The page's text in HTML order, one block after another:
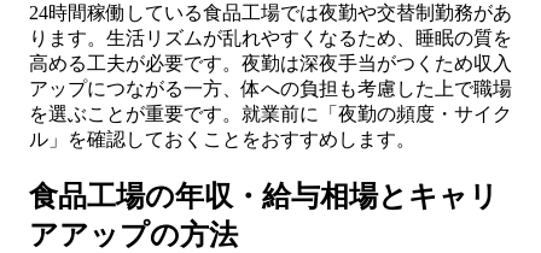
24時間稼働している食品工場では夜勤や交替制勤務があ
ります。生活リズムが乱れやすくなるため、睡眠の質を
高める工夫が必要です。夜勤は深夜手当がつくため収入
アップにつながる一方、体への負担も考慮した上で職場
を選ぶことが重要です。就業前に「夜勤の頻度・サイク
ル」を確認しておくことをおすすめします。
食品工場の年収・給与相場とキャリ
アアップの方法